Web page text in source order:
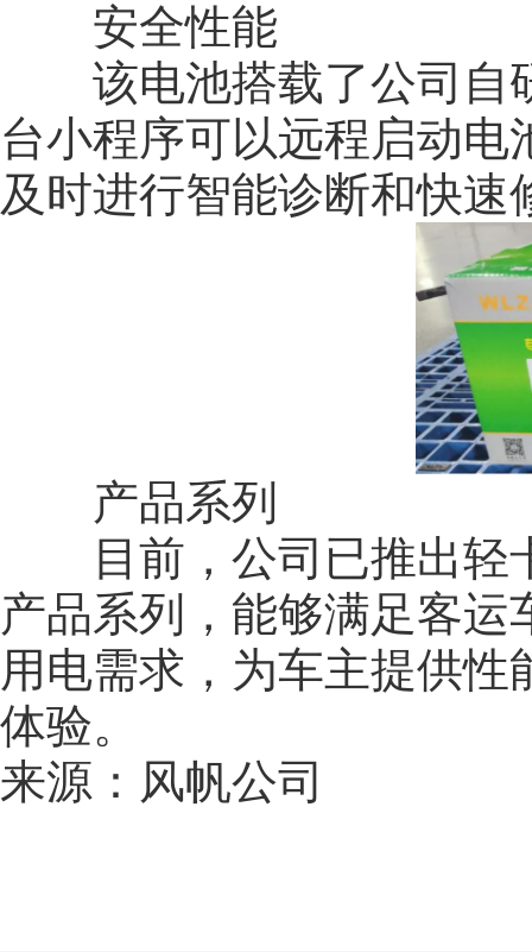
安全性能
该电池搭载了公司自
台小程序可以远程启动
及时进行智能诊断和快
产品系列
目前，公司已推出轻
产品系列，能够满足客
用电需求，为车主提供
体验。
来源：风帆公司